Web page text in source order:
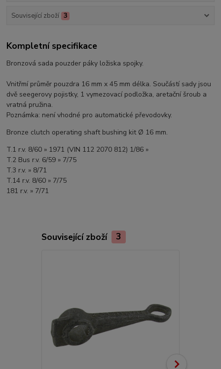
Související zboží 3
Kompletní specifikace
Bronzová sada pouzder páky ložiska spojky.
Vnitřmí průměr pouzdra 16 mm x 45 mm délka. Součástí sady jsou
dvě seegerovy pojistky, 1 vymezovací podložka, aretační šroub a
vratná pružina.
Poznámka: není vhodné pro automatické převodovky.
Bronze clutch operating shaft bushing kit Ø 16 mm.
T.1 r.v. 8/60 » 1971 (VIN 112 2070 812) 1/86 »
T.2 Bus r.v. 6/59 » 7/75
T.3 r.v. » 8/71
T.14 r.v. 8/60 » 7/75
181 r.v. » 7/71
Související zboží 3